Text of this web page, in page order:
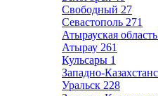
Свободный 27
Севастополь 271
Атырауская область
Атырау 261
Кульсары 1
Западно-
Уральск 228